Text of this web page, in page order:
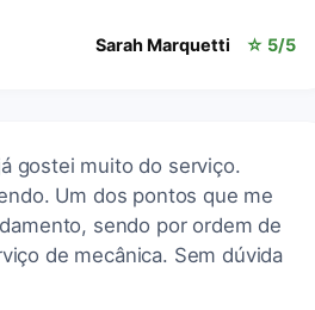
Sarah Marquetti ☆ 5/5
gostei muito do serviço.
Um dos pontos que me
sendo por ordem de
de mecânica. Sem dúvida